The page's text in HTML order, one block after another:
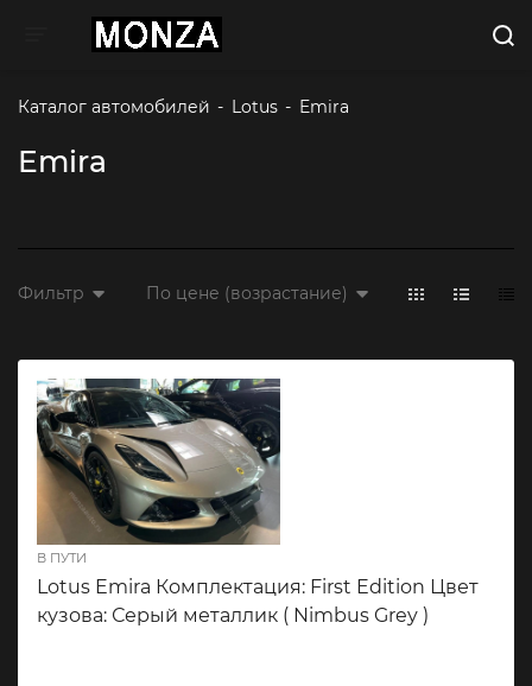
Toggle navigation
Каталог автомобилей - Lotus - Emira
Emira
Фильтр По цене (возрастание)
В ПУТИ
Lotus Emira Комплектация: First Edition Цвет
кузова: Серый металлик ( Nimbus Grey )